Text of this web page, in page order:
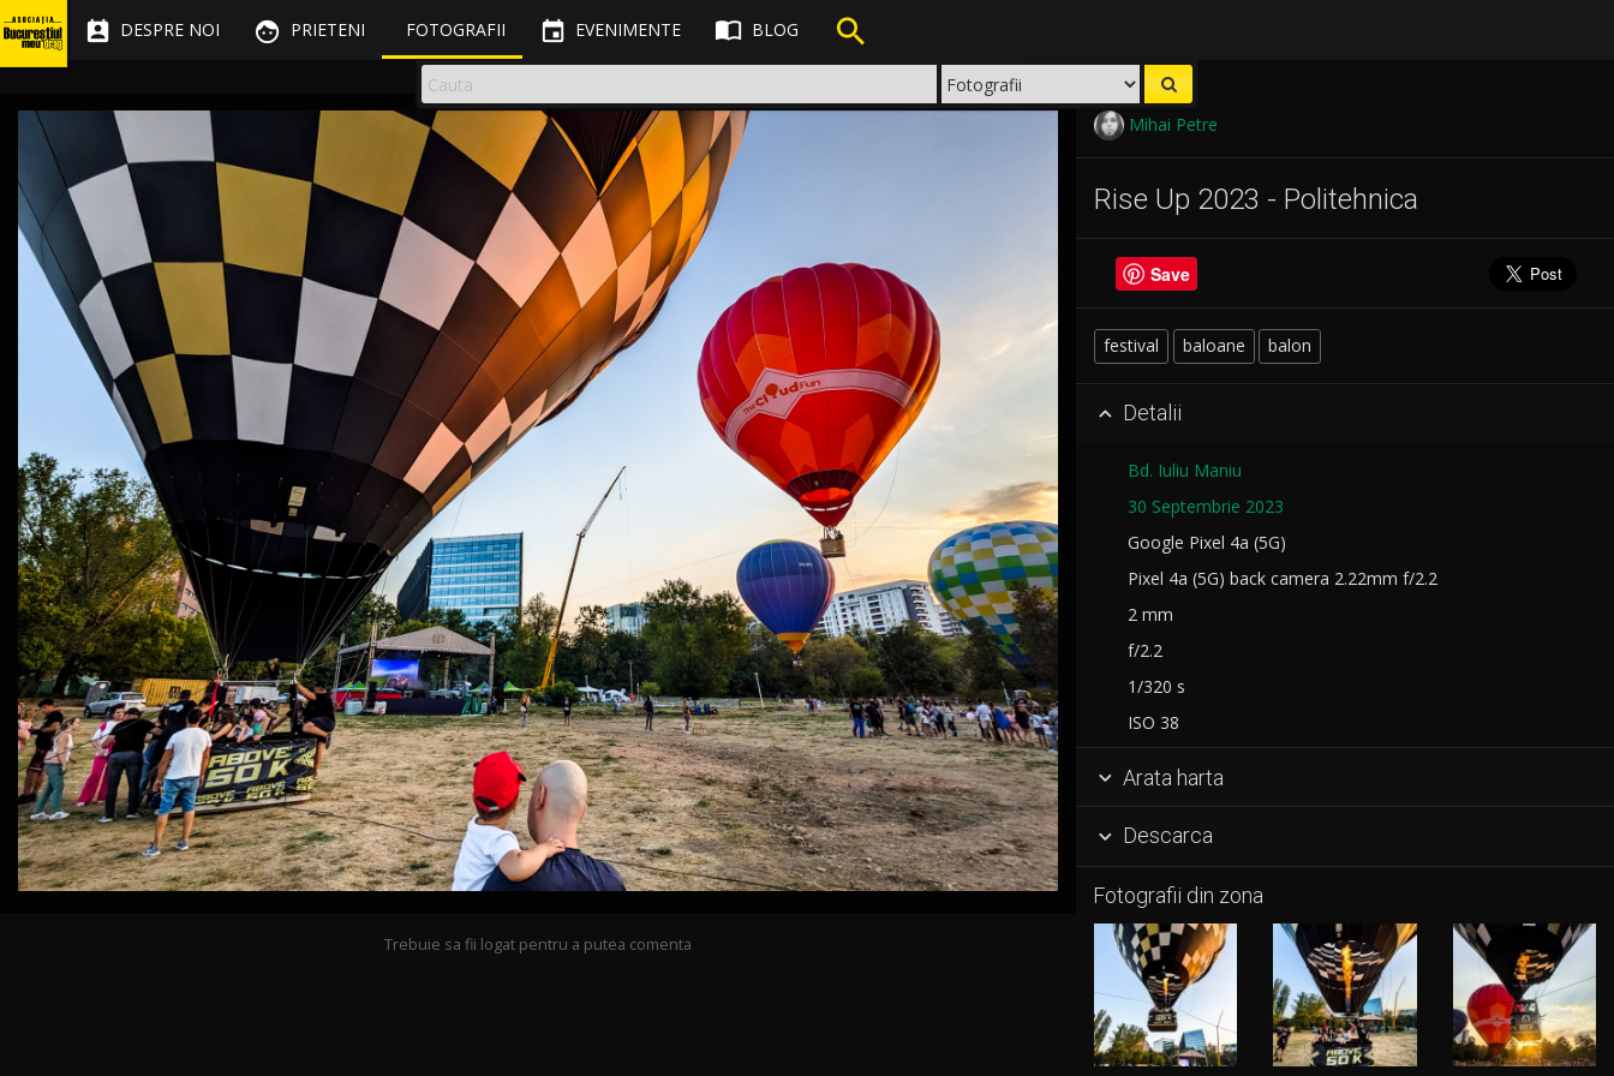
 DESPRE NOI  PRIETENI FOTOGRAFII  EVENIMENTE  BLOG 
Mihai Petre
Rise Up 2023 - Politehnica
Save
festival baloane balon
 Detalii
Bd. Iuliu Maniu
30 Septembrie 2023
Google Pixel 4a (5G)
Pixel 4a (5G) back camera 2.22mm f/2.2
2 mm
f/2.2
1/320 s
ISO 38
 Arata harta
 Descarca
Fotografii din zona
Trebuie sa fii logat pentru a putea comenta